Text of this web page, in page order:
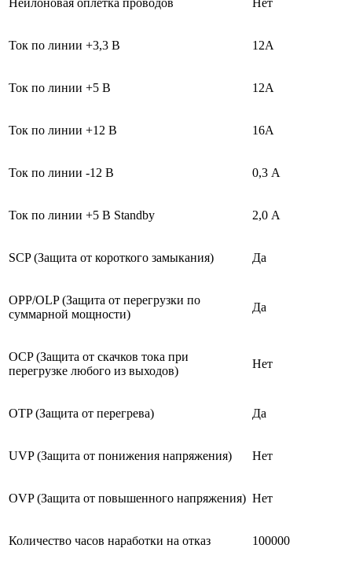
Ток по линии +3,3 В 12А
Ток по линии +5 В 12А
Ток по линии +12 В 16А
Ток по линии -12 В 0,3 А
Ток по линии +5 В Standby 2,0 А
SCP (Защита от короткого замыкания) Да
OPP/OLP (Защита от перегрузки по
суммарной мощности)
Да
OCP (Защита от скачков тока при
перегрузке любого из выходов)
Нет
OTP (Защита от перегрева) Да
UVP (Защита от понижения напряжения) Нет
OVP (Защита от повышенного напряжения) Нет
Количество часов наработки на отказ 100000